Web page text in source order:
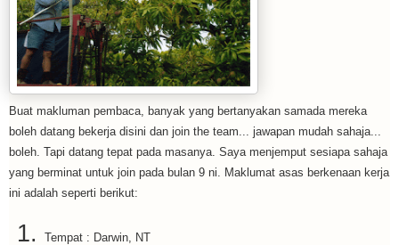
Buat makluman pembaca, banyak yang bertanyakan samada mereka
boleh datang bekerja disini dan join the team... jawapan mudah sahaja...
boleh. Tapi datang tepat pada masanya. Saya menjemput sesiapa sahaja
yang berminat untuk join pada bulan 9 ni. Maklumat asas berkenaan kerja
ini adalah seperti berikut:
Tempat : Darwin, NT